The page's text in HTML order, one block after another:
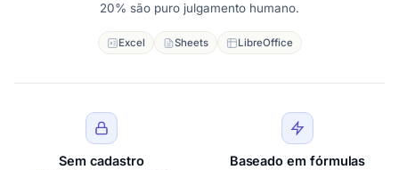
20% são puro julgamento humano.
Excel Sheets LibreOffice
Sem cadastro Baseado em fórmulas